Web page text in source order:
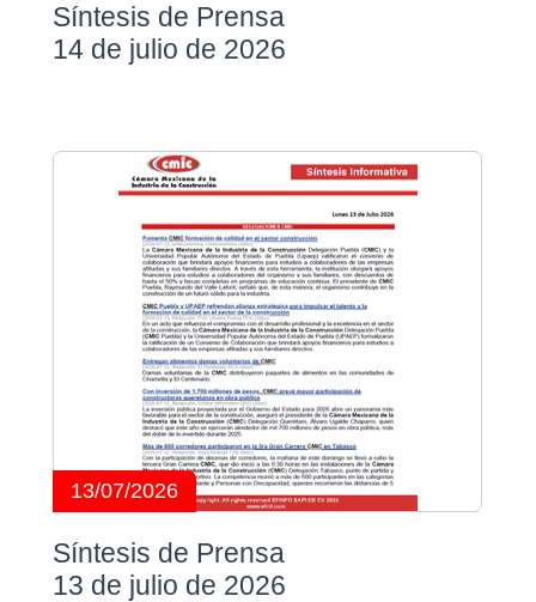
Síntesis de Prensa
14 de julio de 2026
13/07/2026
Síntesis de Prensa
13 de julio de 2026